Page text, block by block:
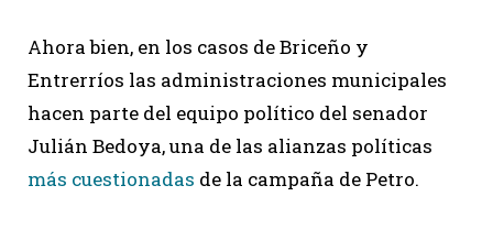
Ahora bien, en los casos de Briceño y
Entrerríos las administraciones municipales
hacen parte del equipo político del senador
Julián Bedoya, una de las alianzas políticas
más cuestionadas de la campaña de Petro.